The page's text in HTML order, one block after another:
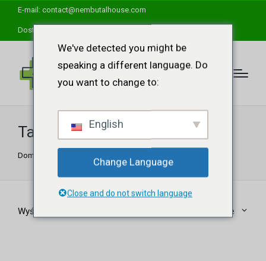
E-mail: contact@nembutalhouse.com
Dostępna całodobowa pomoc techniczna
Tanie proszki 3cmc
Dom
Wyświetlanie jednego wyniku Domyślne sortowanie
We've detected you might be
speaking a different language. Do
you want to change to:
English
Change Language
Close and do not switch language